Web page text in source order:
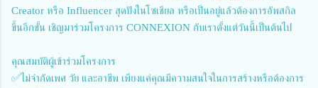
Creator หรือ Influencer สุดปังในโซเชียล หรือเป็นอยู่แล้วต้องการอัพสกิล
ขึ้นอีกขั้น เชิญมาร่วมโครงการ CONNEXION กับเราตั้งแต่วันนี้เป็นต้นไป
คุณสมบัติผู้เข้าร่วมโครงการ
✅ไม่จำกัดเพศ วัย และอาชีพ เพียงแค่คุณมีความสนใจในการสร้างหรือต้องการ